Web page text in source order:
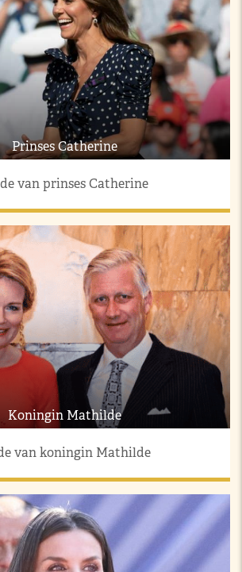
Prinses Catherine
van prinses Catherine
Koningin Mathilde
van koningin Mathilde